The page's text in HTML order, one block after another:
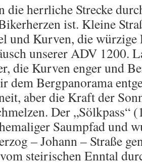
die herrliche Strecke
ist. Kleine
und Kurven, die würzige
unserer ADV 1200.
die Kurven enger und
dem Bergpanorama
aber die Kraft der
Der
Saumpfad und
– Johann – Straße
steirischen Enntal